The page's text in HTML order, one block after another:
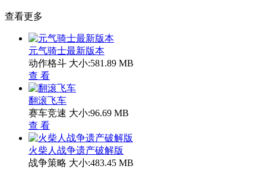
查看更多
元气骑士最新版本
动作格斗 大小:581.89 MB
查 看
翻滚飞车
赛车竞速 大小:96.69 MB
查 看
火柴人战争遗产破解版
战争策略 大小:483.45 MB